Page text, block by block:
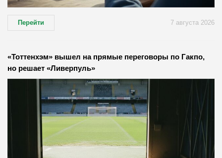
Перейти 7 августа 2026
«Тоттенхэм» вышел на прямые переговоры по Гакпо,
но решает «Ливерпуль»